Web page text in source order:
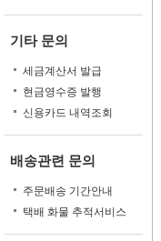
기타 문의
세금계산서 발급
현금영수증 발행
신용카드 내역조회
배송관련 문의
주문배송 기간안내
택배 화물 추적서비스